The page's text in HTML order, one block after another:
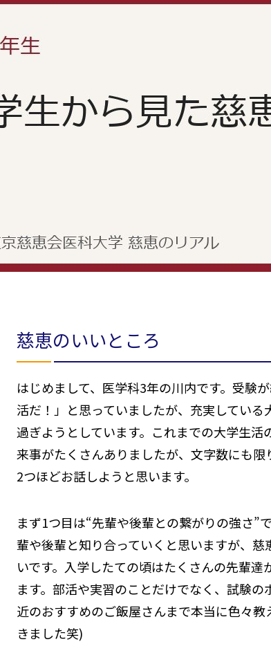
慈恵のいいところ
はじめまして、医学科3年の川内です。受験
活だ！」と思っていましたが、充実してい
過ぎようとしています。これまでの大学生
来事がたくさんありましたが、文字数にも
2つほどお話しようと思います。
まず1つ目は“先輩や後輩との繋がりの強さ”
輩や後輩と知り合っていくと思いますが、
いです。入学したての頃はたくさんの先輩
ます。部活や実習のことだけでなく、試験
近のおすすめのご飯屋さんまで本当に色々
きました笑)